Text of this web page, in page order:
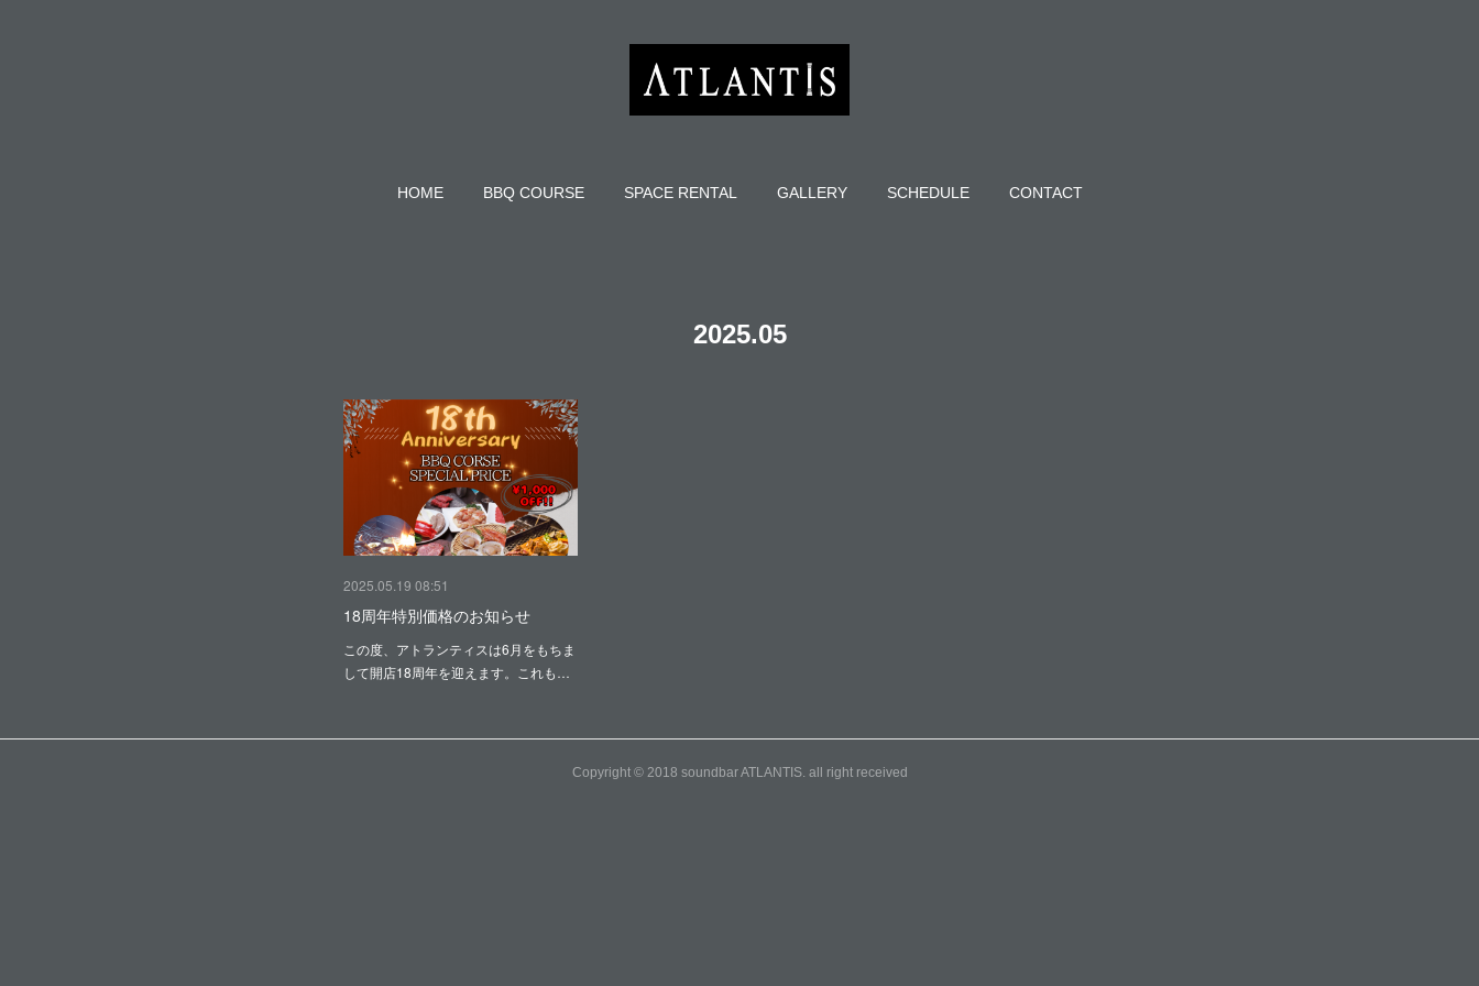
HOME BBQ COURSE SPACE RENTAL GALLERY SCHEDULE CONTACT
2025.05
2025.05.19 08:51
18周年特別価格のお知らせ
この度、アトランティスは6月をもちま
して開店18周年を迎えます。これも…
Copyright © 2018 soundbar ATLANTIS. all right received